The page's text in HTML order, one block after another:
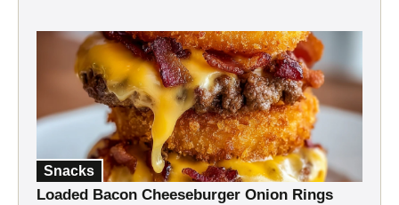
Snacks
Loaded Bacon Cheeseburger Onion Rings